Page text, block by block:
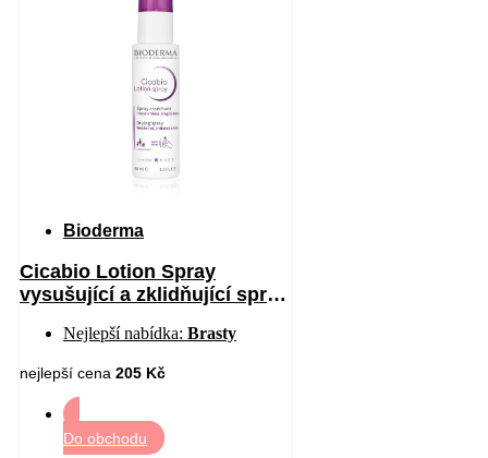
Bioderma
Cicabio Lotion Spray
vysušující a zklidňující sprej
Nejlepší nabídka: Brasty
nejlepší cena 205 Kč
Do obchodu